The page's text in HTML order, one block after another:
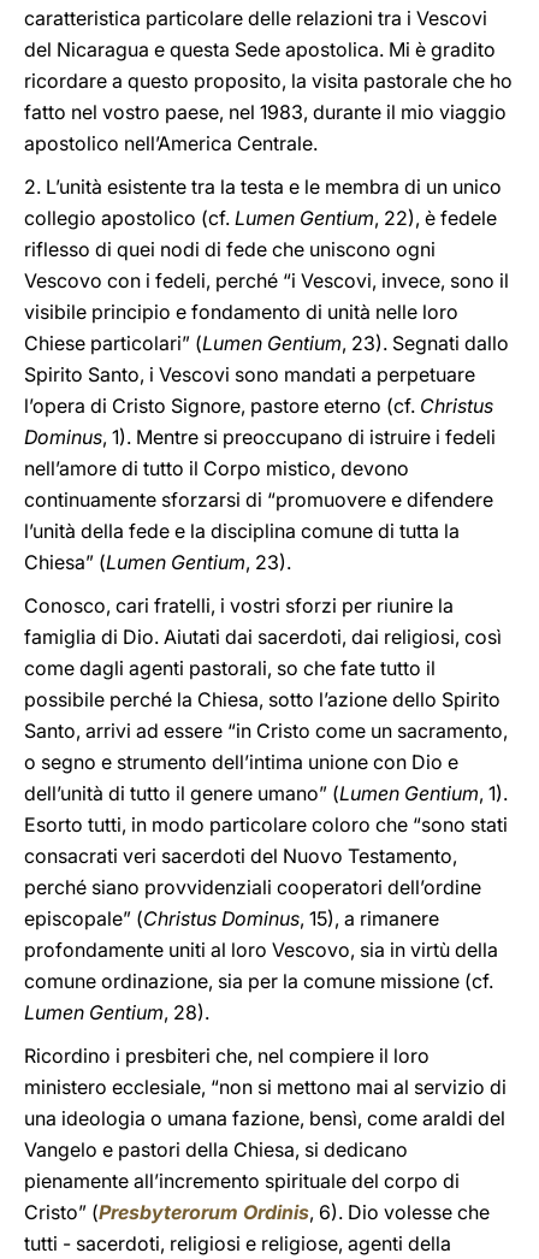
caratteristica particolare delle relazioni tra i Vescovi
del Nicaragua e questa Sede apostolica. Mi è gradito
ricordare a questo proposito, la visita pastorale che ho
fatto nel vostro paese, nel 1983, durante il mio viaggio
apostolico nell’America Centrale.
2. L’unità esistente tra la testa e le membra di un unico
collegio apostolico (cf. Lumen Gentium, 22), è fedele
riflesso di quei nodi di fede che uniscono ogni
Vescovo con i fedeli, perché “i Vescovi, invece, sono il
visibile principio e fondamento di unità nelle loro
Chiese particolari” (Lumen Gentium, 23). Segnati dallo
Spirito Santo, i Vescovi sono mandati a perpetuare
l’opera di Cristo Signore, pastore eterno (cf. Christus
Dominus, 1). Mentre si preoccupano di istruire i fedeli
nell’amore di tutto il Corpo mistico, devono
continuamente sforzarsi di “promuovere e difendere
l’unità della fede e la disciplina comune di tutta la
Chiesa” (Lumen Gentium, 23).
Conosco, cari fratelli, i vostri sforzi per riunire la
famiglia di Dio. Aiutati dai sacerdoti, dai religiosi, così
come dagli agenti pastorali, so che fate tutto il
possibile perché la Chiesa, sotto l’azione dello Spirito
Santo, arrivi ad essere “in Cristo come un sacramento,
o segno e strumento dell’intima unione con Dio e
dell’unità di tutto il genere umano” (Lumen Gentium, 1).
Esorto tutti, in modo particolare coloro che “sono stati
consacrati veri sacerdoti del Nuovo Testamento,
perché siano provvidenziali cooperatori dell’ordine
episcopale” (Christus Dominus, 15), a rimanere
profondamente uniti al loro Vescovo, sia in virtù della
comune ordinazione, sia per la comune missione (cf.
Lumen Gentium, 28).
Ricordino i presbiteri che, nel compiere il loro
ministero ecclesiale, “non si mettono mai al servizio di
una ideologia o umana fazione, bensì, come araldi del
Vangelo e pastori della Chiesa, si dedicano
pienamente all’incremento spirituale del corpo di
Cristo” (Presbyterorum Ordinis, 6). Dio volesse che
tutti - sacerdoti, religiosi e religiose, agenti della